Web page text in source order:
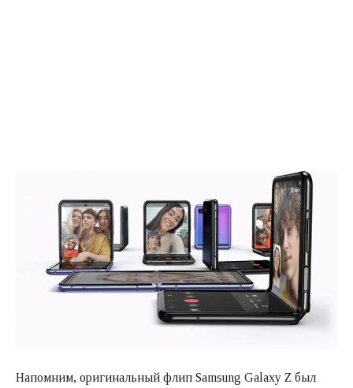
Напомним, оригинальный флип Samsung Galaxy Z был